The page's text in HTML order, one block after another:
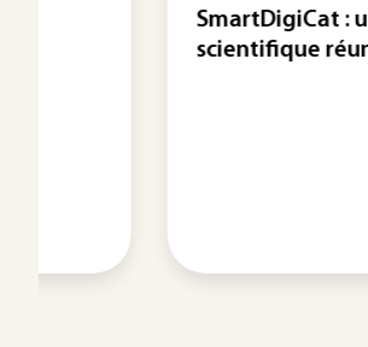
SmartDigiCat : un projet
scientifique réunissant ...